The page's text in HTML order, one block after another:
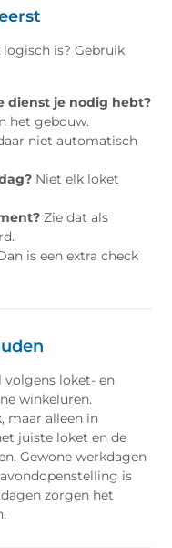
is? Gebruik
dienst je nodig hebt?
het gebouw.
niet automatisch
Niet elk loket
Zie dat als
is een extra check
volgens loket- en
winkeluren.
maar alleen in
juiste loket en de
Gewone werkdagen
is
zorgen het